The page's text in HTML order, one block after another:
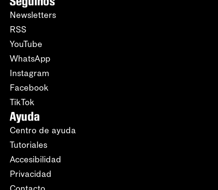
Newsletters
RSS
YouTube
WhatsApp
Instagram
Facebook
TikTok
Ayuda
Centro de ayuda
Tutoriales
Accesibilidad
Privacidad